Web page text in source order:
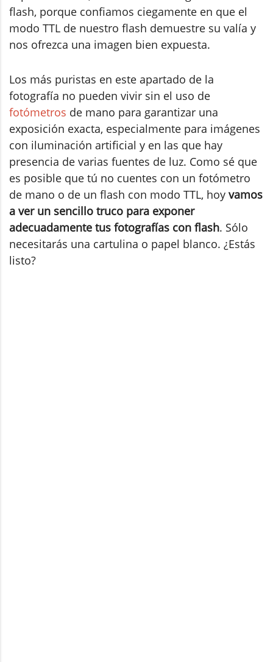
flash, porque confiamos ciegamente en que el
modo TTL de nuestro flash demuestre su valía y
nos ofrezca una imagen bien expuesta.
Los más puristas en este apartado de la
fotografía no pueden vivir sin el uso de
fotómetros de mano para garantizar una
exposición exacta, especialmente para imágenes
con iluminación artificial y en las que hay
presencia de varias fuentes de luz. Como sé que
es posible que tú no cuentes con un fotómetro
de mano o de un flash con modo TTL, hoy vamos
a ver un sencillo truco para exponer
adecuadamente tus fotografías con flash. Sólo
necesitarás una cartulina o papel blanco. ¿Estás
listo?